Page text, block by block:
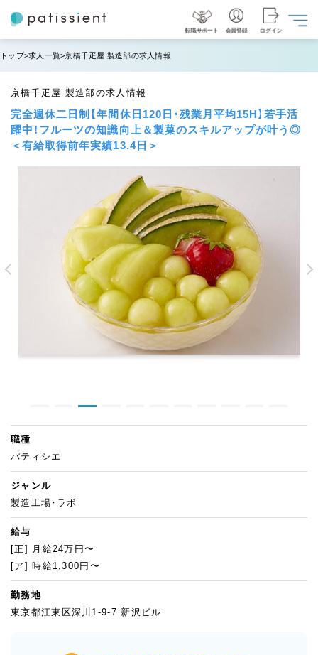
転職サポート 会員登録 ログイン
トップ 求人一覧 京橋千疋屋 製造部の求人情報
京橋千疋屋 製造部の求人情報
完全週休二日制【年間休日120日・残業月平均15H】若手活
躍中！フルーツの知識向上＆製菓のスキルアップが叶う◎
＜有給取得前年実績13.4日＞
職種
パティシエ
ジャンル
製造工場・ラボ
給与
[正] 月給24万円〜
[ア] 時給1,300円〜
勤務地
東京都江東区深川1-9-7 新沢ビル